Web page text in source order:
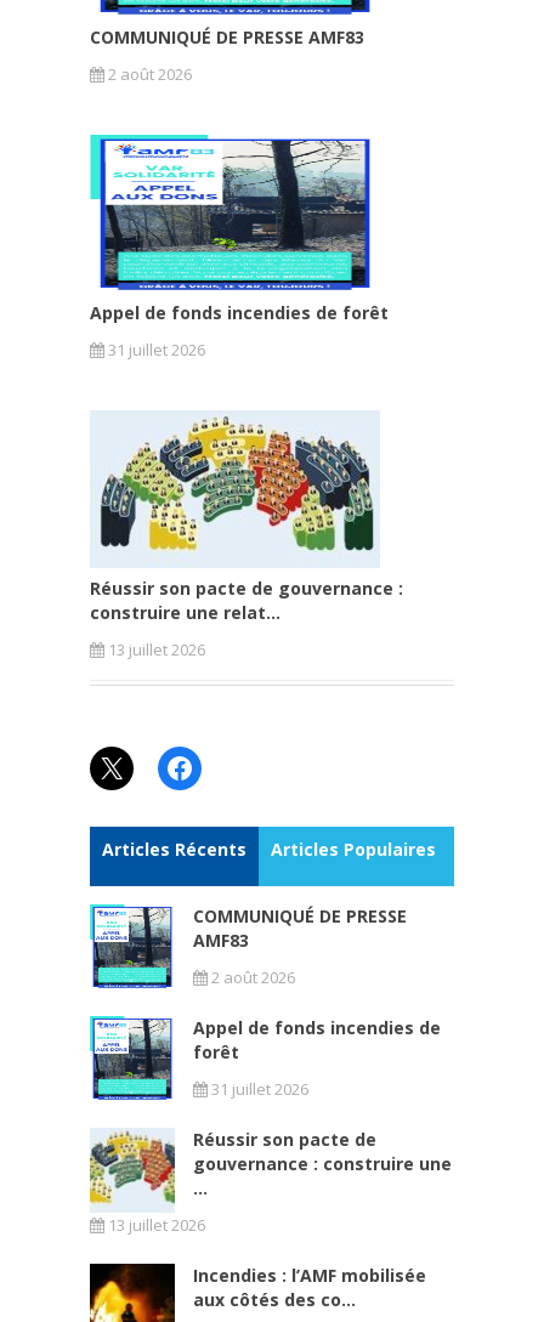
COMMUNIQUÉ DE PRESSE AMF83
2 août 2026
Appel de fonds incendies de forêt
31 juillet 2026
Réussir son pacte de gouvernance :
construire une relat...
13 juillet 2026
X Facebook
Articles Récents Articles Populaires
COMMUNIQUÉ DE PRESSE
AMF83
2 août 2026
Appel de fonds incendies de
forêt
31 juillet 2026
Réussir son pacte de
gouvernance : construire une
...
13 juillet 2026
Incendies : l’AMF mobilisée
aux côtés des co...